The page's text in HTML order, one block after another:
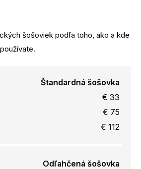
šošoviek podľa toho, ako a kde
Štandardná šošovka
€ 33
€ 75
€ 112
Odľahčená šošovka